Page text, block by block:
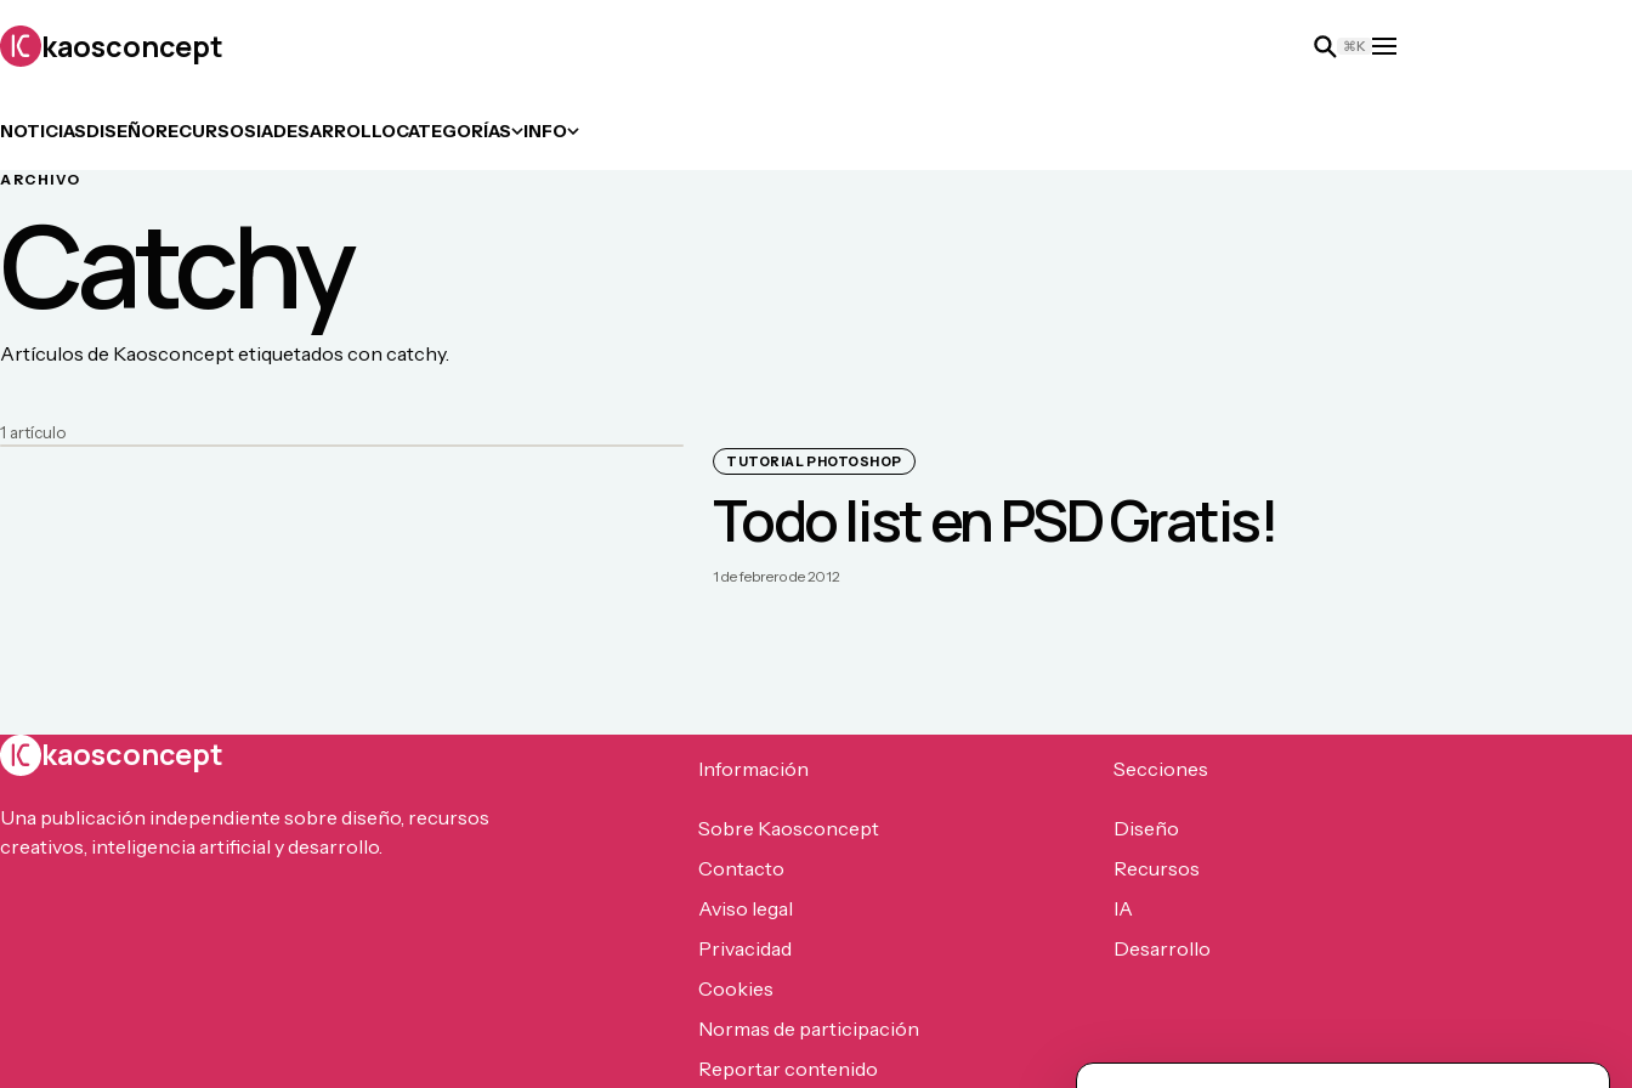
kaosconcept ⌘K
NOTICIASDISEÑORECURSOSIADESARROLLOCATEGORÍAS INFO
ARCHIVO
Catchy
Artículos de Kaosconcept etiquetados con catchy.
1 artículo
TUTORIAL PHOTOSHOP
Todo list en PSD Gratis!
1 de febrero de 2012
kaosconcept
Una publicación independiente sobre diseño, recursos
creativos, inteligencia artificial y desarrollo.
Información
Sobre Kaosconcept
Contacto
Aviso legal
Privacidad
Cookies
Normas de participación
Reportar contenido
Secciones
Diseño
Recursos
IA
Desarrollo